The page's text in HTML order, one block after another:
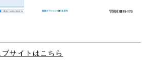
サイトはこちら